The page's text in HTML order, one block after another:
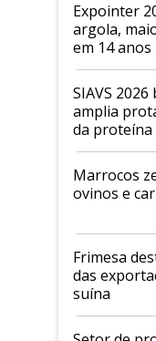
Expointer
argola,
em 14 anos
SIAVS
amplia
da proteína
Marrocos
ovinos e
Frimesa
das
suína